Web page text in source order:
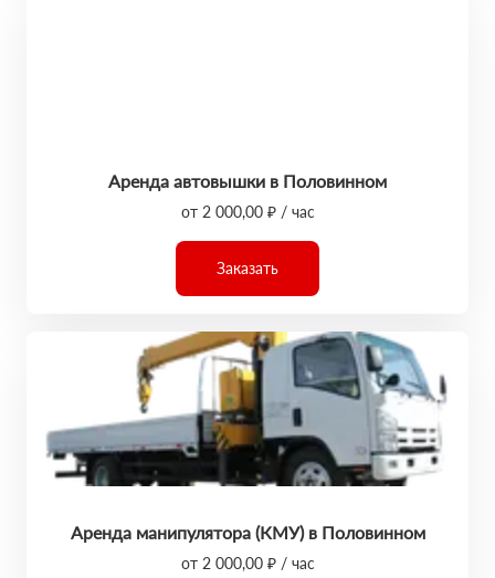
Аренда автовышки в Половинном
от 2 000,00 ₽ / час
Заказать
Аренда манипулятора (КМУ) в Половинном
от 2 000,00 ₽ / час